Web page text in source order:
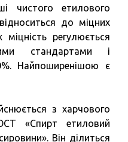
чистого етилового
до міцних
регулюється
стандартами і
Найпоширенішою є
з харчового
«Спирт етиловий
Він ділиться